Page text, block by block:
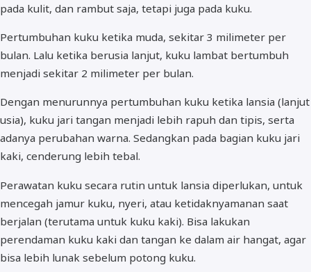
pada kulit, dan rambut saja, tetapi juga pada kuku.
Pertumbuhan kuku ketika muda, sekitar 3 milimeter per
bulan. Lalu ketika berusia lanjut, kuku lambat bertumbuh
menjadi sekitar 2 milimeter per bulan.
Dengan menurunnya pertumbuhan kuku ketika lansia (lanjut
usia), kuku jari tangan menjadi lebih rapuh dan tipis, serta
adanya perubahan warna. Sedangkan pada bagian kuku jari
kaki, cenderung lebih tebal.
Perawatan kuku secara rutin untuk lansia diperlukan, untuk
mencegah jamur kuku, nyeri, atau ketidaknyamanan saat
berjalan (terutama untuk kuku kaki). Bisa lakukan
perendaman kuku kaki dan tangan ke dalam air hangat, agar
bisa lebih lunak sebelum potong kuku.